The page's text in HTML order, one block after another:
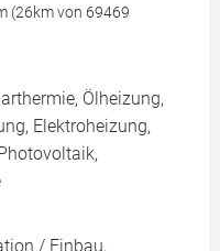
(26km von 69469
Ölheizung,
Elektroheizung,
/ Einbau,